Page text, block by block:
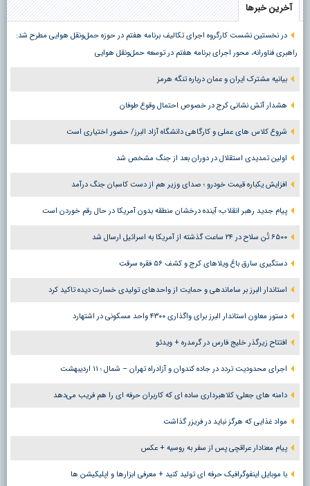
آخرین خبرها
در نخستین نشست کارگروه اجرای تکالیف برنامه هفتم در حوزه حمل‌ونقل هوایی مطرح شد:
راهبری فناورانه، محور اجرای برنامه هفتم در توسعه حمل‌ونقل هوایی
بیانیه مشترک ایران و عمان درباره تنگه هرمز
هشدار آتش نشانی کرج در خصوص احتمال وقوع طوفان
شروع کلاس های عملی و کارگاهی دانشگاه آزاد البرز/ حضور اختیاری است
اولین تمدیدی استقلال در دوران بعد از جنگ مشخص شد
افزایش یکباره قیمت خودرو ؛ صدای وزیر هم از دست کاسبان جنگ درآمد
پیام جدید رهبر انقلاب؛ آینده درخشان منطقه بدون آمریکا در حال رقم خوردن است
۶۵۰۰ تُن سلاح در ۲۴ ساعت گذشته از آمریکا به اسرائیل ارسال شد
دستگیری سارق باغ ویلاهای کرج و کشف ۵۶ فقره سرقت
استاندار البرز بر ساماندهی و حمایت از واحدهای تولیدی خسارت دیده تاکید کرد
دستور معاون استاندار البرز برای واگذاری ۴۳۰۰ واحد مسکونی در اشتهارد
افتتاح زیرگذر خلیج فارس در گرمدره + ویدئو
اجرای محدودیت تردد در جاده کندوان و آزادراه تهران – شمال ؛ ١١ اردیبهشت
دامنه های جعلی؛ کلاهبرداری ساده ای که کاربران حرفه ای را هم فریب می‌دهد
مواد غذایی که هرگز نباید در فریزر گذاشت
پیام معنادار عراقچی پس از سفر به روسیه + عکس
با موبایل اینفوگرافیک حرفه ای تولید کنید + معرفی ابزارها و اپلیکیشن ها